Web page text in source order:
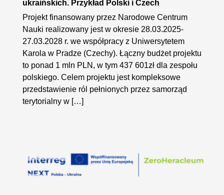
ukraińskich. Przykład Polski i Czech
Projekt finansowany przez Narodowe Centrum
Nauki realizowany jest w okresie 28.03.2025-
27.03.2028 r. we współpracy z Uniwersytetem
Karola w Pradze (Czechy). Łączny budżet projektu
to ponad 1 mln PLN, w tym 437 601zł dla zespołu
polskiego. Celem projektu jest kompleksowe
przedstawienie ról pełnionych przez samorząd
terytorialny w […]